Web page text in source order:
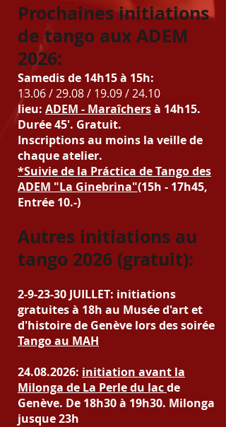
Prochaines initiations
de tango aux ADEM
2026:
Samedis de 14h15à 15h:
13.06 / 29.08 / 19.09 / 24.10
lieu: ADEM - Maraîchersà 14h15.
Durée 45'. Gratuit.
Inscriptions au moins la veille de
chaque atelier.
*Suivie de la Práctica de Tango des
ADEM "La Ginebrina"(15h - 17h45,
Entrée 10.-)
Autres initiations au
tango 2026 (gratuit):
2-9-23-30 JUILLET: initiations
gratuites à 18h au Musée d'art et
d'histoire de Genève lors des soirée
Tango au MAH
24.08.2026: initiation avant la
Milonga de La Perle du lacde
Genève. De 18h30 à 19h30. Milonga
jusque 23h